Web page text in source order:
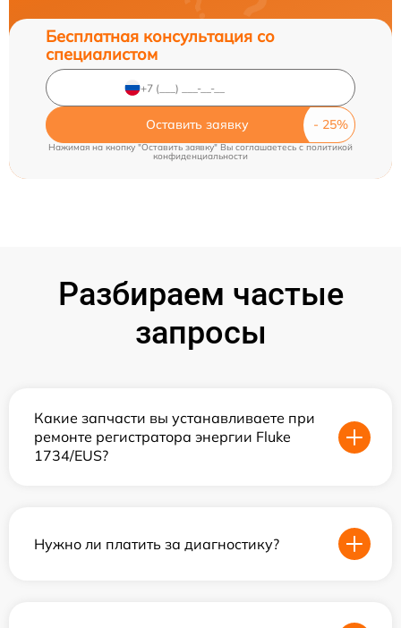
Бесплатная консультация со
специалистом
Оставить заявку
Нажимая на кнопку "Оставить заявку" Вы соглашаетесь cполитикой
конфиденциальности
Разбираем частые
запросы
Какие запчасти вы устанавливаете при
ремонте регистратора энергии Fluke
1734/EUS?
Нужно ли платить за диагностику?